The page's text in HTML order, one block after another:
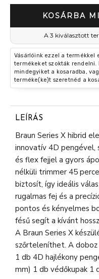
KOSÁRBA
A 3 kiválasztott
Vásárlóink ezzel a termékkel
termékeket szokták rendelni.
mindegyiket a kosaradba,
terméke(ke)t szeretnéd a
LEÍRÁS
Braun Series X hibrid
innovatív 4D pengével,
és flex fejjel a gyors
nélküli trimmer 45
biztosít, így ideális
rugalmas fej és a
pontos és kényelmes
fésű segít a kívánt
A Braun Series X
szőrteleníthet. A
1 db 4D hajlékony
mm) 1 db védőkupak 1